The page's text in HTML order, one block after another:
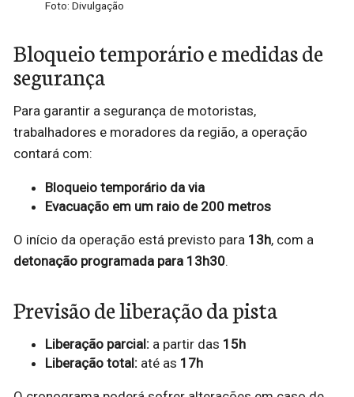
Foto: Divulgação
Bloqueio temporário e medidas de
segurança
Para garantir a segurança de motoristas,
trabalhadores e moradores da região, a operação
contará com:
Bloqueio temporário da via
Evacuação em um raio de 200 metros
O início da operação está previsto para 13h, com a
detonação programada para 13h30.
Previsão de liberação da pista
Liberação parcial: a partir das 15h
Liberação total: até as 17h